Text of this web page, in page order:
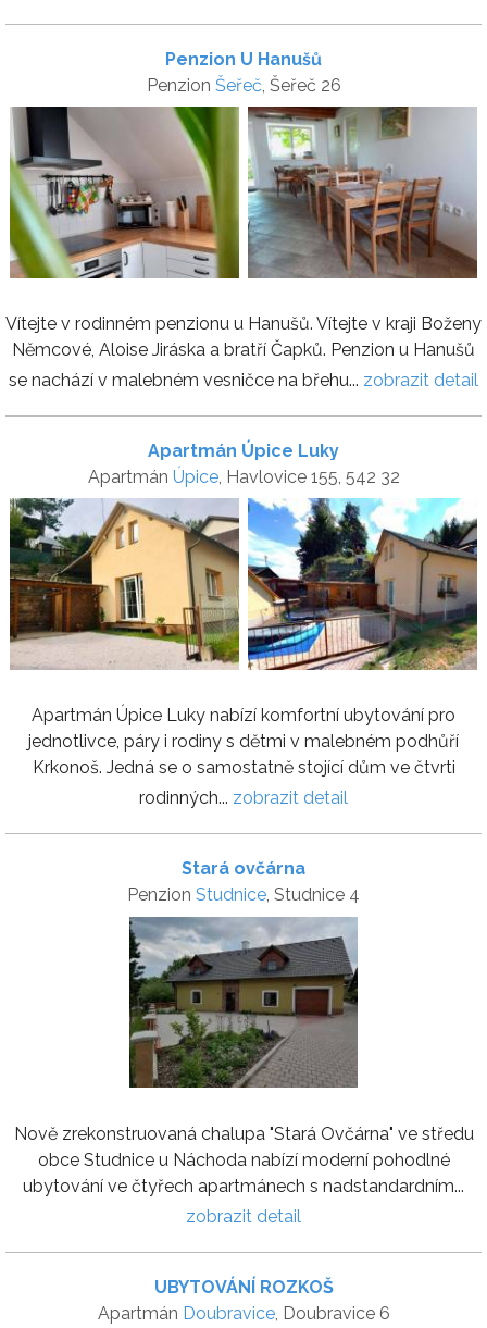
Penzion U Hanušů
Penzion Šeřeč, Šeřeč 26
Vítejte v rodinném penzionu u Hanušů. Vítejte v kraji Boženy
Němcové, Aloise Jiráska a bratří Čapků. Penzion u Hanušů
se nachází v malebném vesničce na břehu... zobrazit detail
Apartmán Úpice Luky
Apartmán Úpice, Havlovice 155, 542 32
Apartmán Úpice Luky nabízí komfortní ubytování pro
jednotlivce, páry i rodiny s dětmi v malebném podhůří
Krkonoš. Jedná se o samostatně stojící dům ve čtvrti
rodinných... zobrazit detail
Stará ovčárna
Penzion Studnice, Studnice 4
Nově zrekonstruovaná chalupa "Stará Ovčárna" ve středu
obce Studnice u Náchoda nabízí moderní pohodlné
ubytování ve čtyřech apartmánech s nadstandardním...
zobrazit detail
UBYTOVÁNÍ ROZKOŠ
Apartmán Doubravice, Doubravice 6